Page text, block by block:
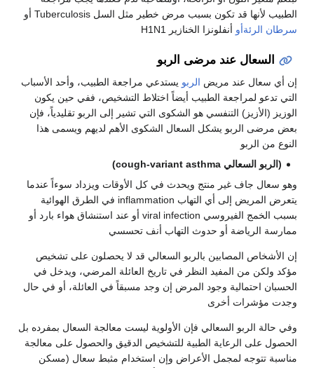
الطبيب لأنها قد تكون بسبب مرض خطير مثل السل Tuberculosis أو
سرطان الرئةأو أنفلونزا الخنازير H1N1
السعال عند مرضى الربو
إن أي سعال عند مريض الربو يستدعي مراجعة الطبيب، وأحد الأسباب
التي تدعو لمراجعة الطبيب أيضاً اختلاط التشخيص، ففي حين يكون
الوزيز (الأزيز) التنفسي هو الشكوى التي تشير إلى الربو تقليدياً، فإن
بعض مرضى الربو يشكل السعال الشكوى الأهم لديهم ويسمى هذا
النوع من الربو
(الربو السعالي cough-variant asthma)
وهو سعال جاف غير منتج ويحدث في كل الأوقات ويزداد سوءاً عندما
يتعرض المريض إلى أي التهاب inflammation في الطرق الهوائية
بسبب الخمج الفيروسي viral infection أو عند استنشاق هواء بارد أو
ممارسة الرياضة أو حدوث التهاب أنف تحسسي
إن الأشخاص المصابين بالربو السعالي قد لا يحصلون على تشخيص
مؤكد ولكن من المفيد النظر في تاريخ العائلة المرضي، ويدخل في
الحسبان احتمالية وجود المرض إن وجد مسبقاً في العائلة، أو في حال
وجدت مؤشرات أخرى
وفي حالة الربو السعالي فإن الأولوية ليست معالجة السعال بمفرده بل
الحصول على الرعاية الطبية للتشخيص الدقيق والحصول على معالجة
مناسبة تتوجه لمجمل الأعراض وإن استخدام مثبط سعال (مسكن